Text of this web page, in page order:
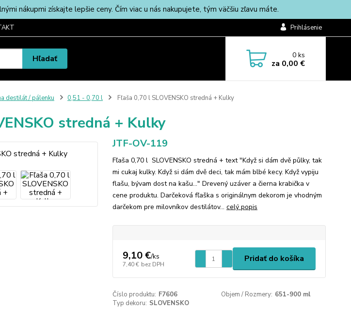
nákupmi získajte lepšie ceny. Čím viac u nás nakupujete, tým väčšiu zľavu máte.
Prihlásenie
Hľadať 0ks
za 0,00 €
destilát / pálenku 0,51 - 0,70 l Fľaša 0,70 l SLOVENSKO stredná + Kulky
stredná + Kulky
JTF-OV-119
Fľaša 0,70 l SLOVENSKO stredná + text "Když si dám dvě půlky, tak
mi cukaj kulky. Když si dám dvě deci, tak mám blbé kecy. Když vypiju
flašu, bývam dost na kašu..." Drevený uzáver a čierna krabička v
cene produktu. Darčeková fľaška s originálnym dekorom je vhodným
darčekom pre milovníkov destilátov... celý popis
9,10 €/ks
7,40 € bez DPH
Pridať do košíka
Číslo produktu: F7606 Objem / Rozmery: 651-900 ml
Typ dekoru: SLOVENSKO